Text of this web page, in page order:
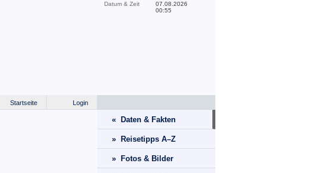
Datum & Zeit
07.08.2026
00:55
Login
Startseite
« Daten & Fakten
» Reisetipps A–Z
» Fotos & Bilder